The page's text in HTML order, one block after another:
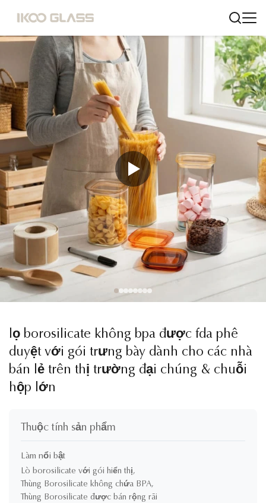
lọ borosilicate không bpa được fda phê
duyệt với gói trưng bày dành cho các nhà
bán lẻ trên thị trường đại chúng & chuỗi
hộp lớn
Thuộc tính sản phẩm
Làm nổi bật
Lò borosilicate với gói hiển thị,
Thùng Borosilicate không chứa BPA,
Thùng Borosilicate được bán rộng rãi